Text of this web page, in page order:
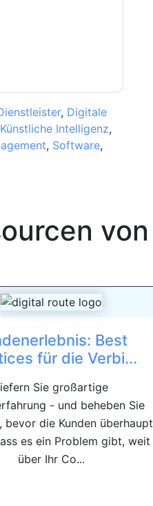
, Digitale
Künstliche Intelligenz,
, Software,
von
Best
für die Verbi...
Sie großartige
- und beheben Sie
bevor die Kunden überhaupt
es ein Problem gibt, weit
über Ihr Co...